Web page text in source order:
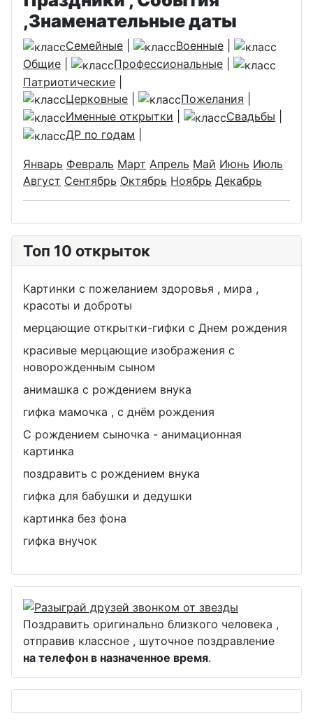
,Знаменательные даты
Семейные Военные
Общие
Профессиональные
Патриотические
Церковные
Пожелания
Именные открытки
Свадьбы
ДР по годам
Январь Февраль Март Апрель Май Июнь Июль
Август Сентябрь Октябрь Ноябрь Декабрь
Топ 10 открыток
Картинки с пожеланием здоровья , мира ,
красоты и доброты
мерцающие открытки-гифки с Днем рождения
красивые мерцающие изображения с
новорожденным сыном
анимашка с рождением внука
гифка мамочка , с днём рождения
С рождением сыночка - анимационная
картинка
поздравить с рождением внука
гифка для бабушки и дедушки
картинка без фона
гифка внучок
Поздравить оригинально близкого человека ,
отправив классное , шуточное поздравление
на телефон в назначенное время.